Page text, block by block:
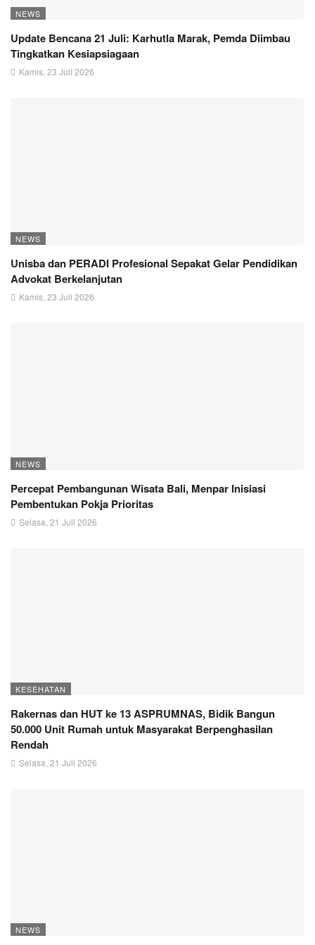
NEWS
Update Bencana 21 Juli: Karhutla Marak, Pemda Diimbau
Tingkatkan Kesiapsiagaan
Kamis, 23 Juli 2026
NEWS
Unisba dan PERADI Profesional Sepakat Gelar Pendidikan
Advokat Berkelanjutan
Kamis, 23 Juli 2026
NEWS
Percepat Pembangunan Wisata Bali, Menpar Inisiasi
Pembentukan Pokja Prioritas
Selasa, 21 Juli 2026
KESEHATAN
Rakernas dan HUT ke 13 ASPRUMNAS, Bidik Bangun
50.000 Unit Rumah untuk Masyarakat Berpenghasilan
Rendah
Selasa, 21 Juli 2026
NEWS